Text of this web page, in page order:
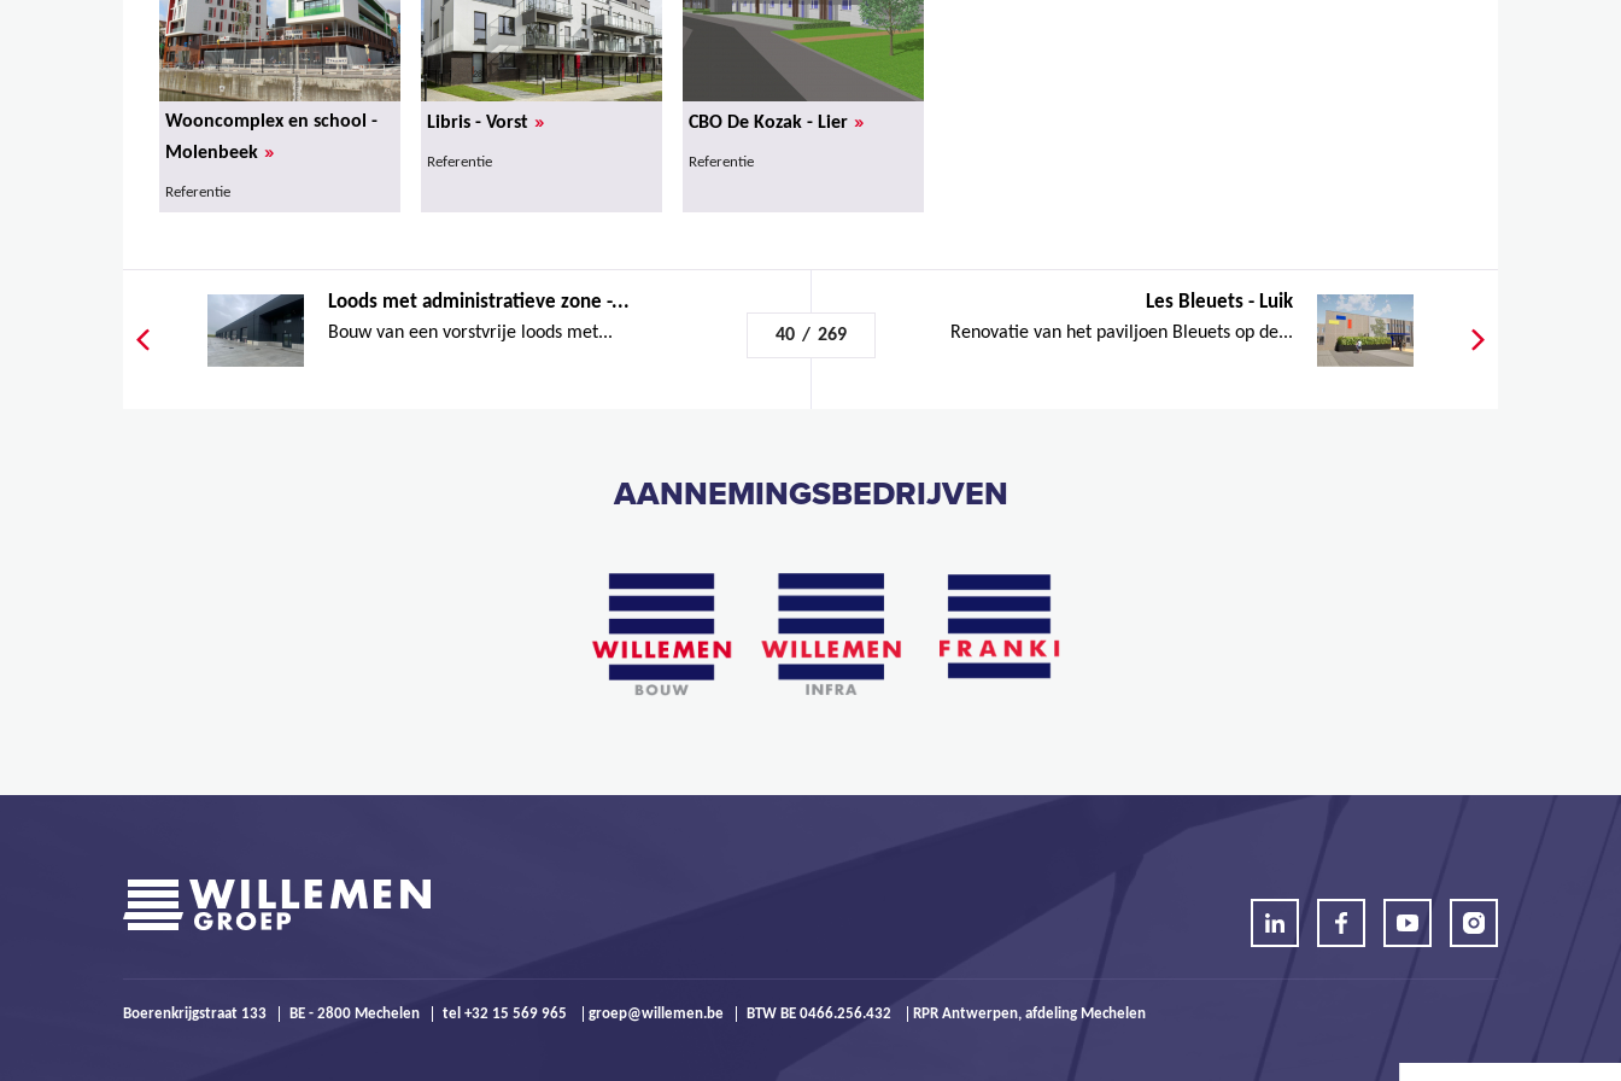
Wooncomplex en school -
Molenbeek »
Referentie
Libris - Vorst »
Referentie
CBO De Kozak - Lier »
Referentie
Loods met administratieve zone -...
Bouw van een vorstvrije loods met... 40 / 269
Les Bleuets - Luik
Renovatie van het paviljoen Bleuets op de...
AANNEMINGSBEDRIJVEN
Boerenkrijgstraat 133 BE - 2800 Mechelen tel +32 15 569 965 groep@willemen.be BTW BE 0466.256.432 RPR Antwerpen, afdeling Mechelen